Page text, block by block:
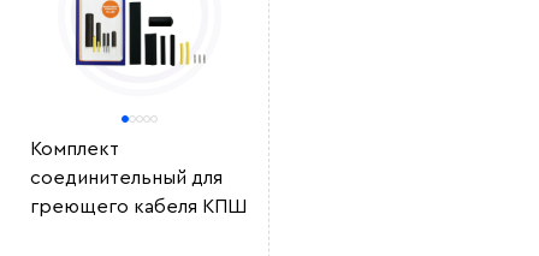
Комплект
соединительный для
греющего кабеля КПШ